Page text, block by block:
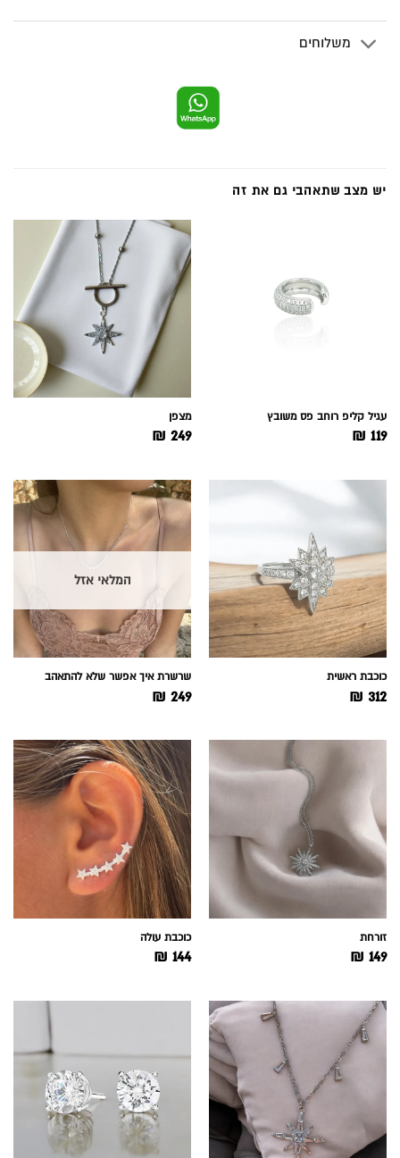
משלוחים
יש מצב שתאהבי גם את זה
עגיל קליפ רוחב פס משובץ
119
₪
מצפן
249
₪
כוכבת ראשית
312
₪
המלאי אזל
שרשרת איך אפשר שלא להתאהב
249
₪
זורחת
149
₪
כוכבת עולה
144
₪